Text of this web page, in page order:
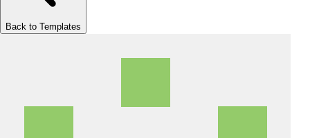
Back to Templates